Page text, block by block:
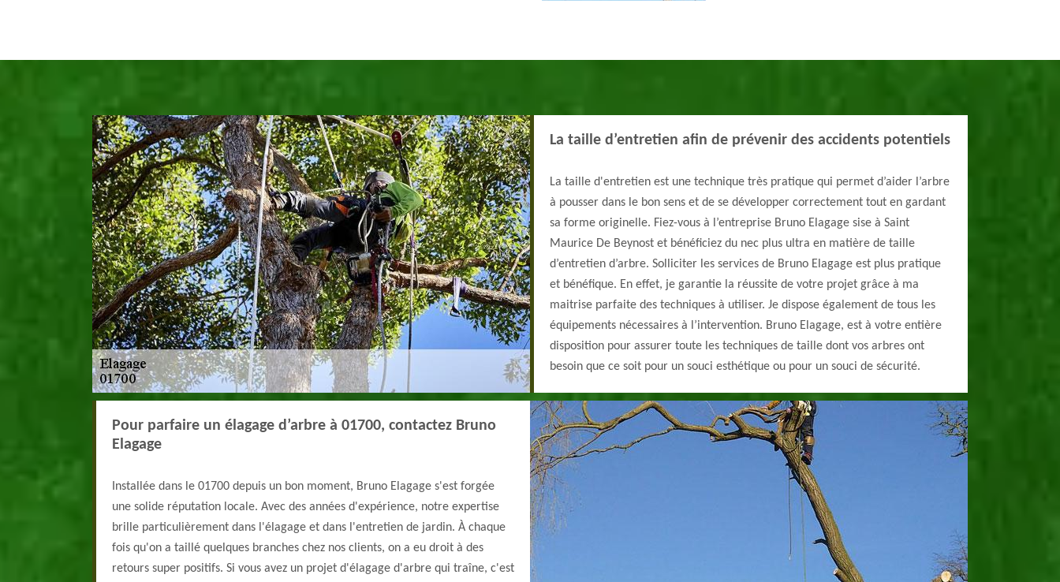
La taille d’entretien afin de prévenir des accidents potentiels
La taille d'entretien est une technique très pratique qui permet d’aider l’arbre
à pousser dans le bon sens et de se développer correctement tout en gardant
sa forme originelle. Fiez-vous à l’entreprise Bruno Elagage sise à Saint
Maurice De Beynost et bénéficiez du nec plus ultra en matière de taille
d’entretien d’arbre. Solliciter les services de Bruno Elagage est plus pratique
et bénéfique. En effet, je garantie la réussite de votre projet grâce à ma
maitrise parfaite des techniques à utiliser. Je dispose également de tous les
équipements nécessaires à l’intervention. Bruno Elagage, est à votre entière
disposition pour assurer toute les techniques de taille dont vos arbres ont
besoin que ce soit pour un souci esthétique ou pour un souci de sécurité.
Pour parfaire un élagage d’arbre à 01700, contactez Bruno
Elagage
Installée dans le 01700 depuis un bon moment, Bruno Elagage s'est forgée
une solide réputation locale. Avec des années d'expérience, notre expertise
brille particulièrement dans l'élagage et dans l'entretien de jardin. À chaque
fois qu'on a taillé quelques branches chez nos clients, on a eu droit à des
retours super positifs. Si vous avez un projet d'élagage d'arbre qui traîne, c'est